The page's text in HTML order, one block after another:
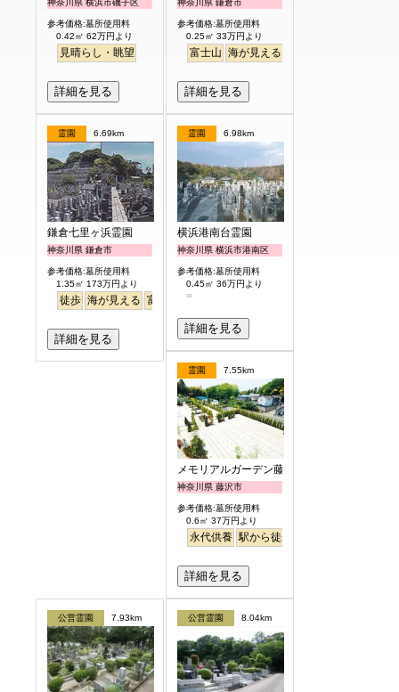
参考価格:墓所使用料
0.42㎡ 62万円より
見晴らし・眺望
詳細を見る
参考価格:墓所使用料
0.25㎡ 33万円より
富士山 海が見える
詳細を見る
霊園 6.69km
鎌倉七里ヶ浜霊園
神奈川県 鎌倉市
参考価格:墓所使用料
1.35㎡ 173万円より
徒歩 海が見える 富士山
詳細を見る
霊園 6.98km
横浜港南台霊園
神奈川県 横浜市港南区
参考価格:墓所使用料
0.45㎡ 36万円より
詳細を見る
霊園 7.55km
メモリアルガーデン藤沢第2霊園
神奈川県 藤沢市
参考価格:墓所使用料
0.6㎡ 37万円より
永代供養 駅から徒歩
詳細を見る
公営霊園 7.93km 公営霊園 8.04km